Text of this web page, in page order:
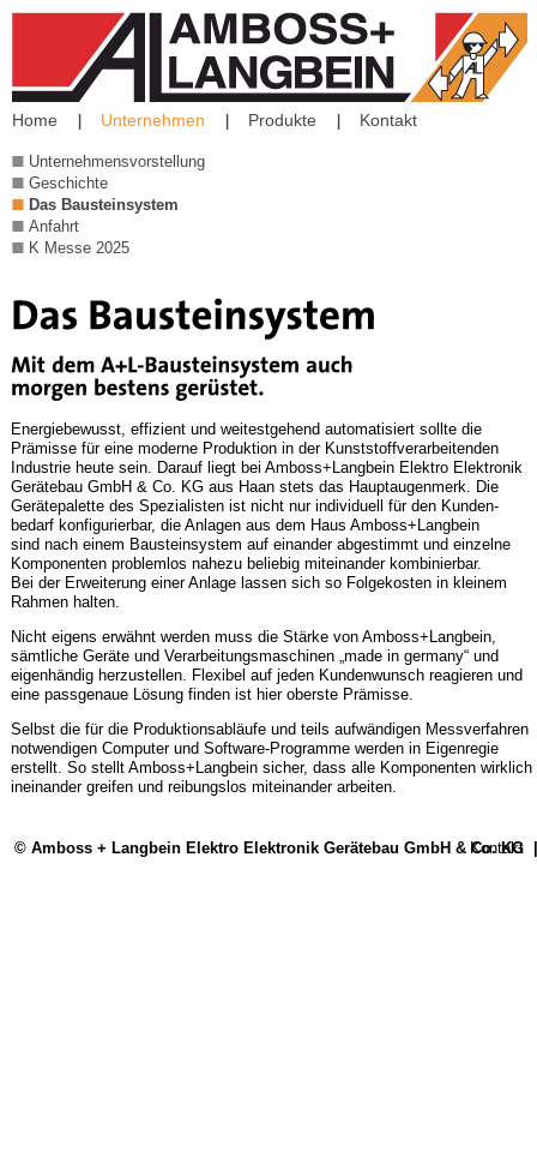
Home Unternehmen Produkte Kontakt
Unternehmensvorstellung
Geschichte
Das Bausteinsystem
Anfahrt
K Messe 2025
Energiebewusst, effizient und weitestgehend automatisiert sollte die
Prämisse für eine moderne Produktion in der Kunststoffverarbeitenden
Industrie heute sein. Darauf liegt bei Amboss+Langbein Elektro Elektronik
Gerätebau GmbH & Co. KG aus Haan stets das Hauptaugenmerk. Die
Gerätepalette des Spezialisten ist nicht nur individuell für den Kunden-
bedarf konfigurierbar, die Anlagen aus dem Haus Amboss+Langbein
sind nach einem Bausteinsystem auf einander abgestimmt und einzelne
Komponenten problemlos nahezu beliebig miteinander kombinierbar.
Bei der Erweiterung einer Anlage lassen sich so Folgekosten in kleinem
Rahmen halten.
Nicht eigens erwähnt werden muss die Stärke von Amboss+Langbein,
sämtliche Geräte und Verarbeitungsmaschinen „made in germany“ und
eigenhändig herzustellen. Flexibel auf jeden Kundenwunsch reagieren und
eine passgenaue Lösung finden ist hier oberste Prämisse.
Selbst die für die Produktionsabläufe und teils aufwändigen Messverfahren
notwendigen Computer und Software-Programme werden in Eigenregie
erstellt. So stellt Amboss+Langbein sicher, dass alle Komponenten wirklich
ineinander greifen und reibungslos miteinander arbeiten.
© Amboss + Langbein Elektro Elektronik Gerätebau GmbH & Co. KG
Kontakt